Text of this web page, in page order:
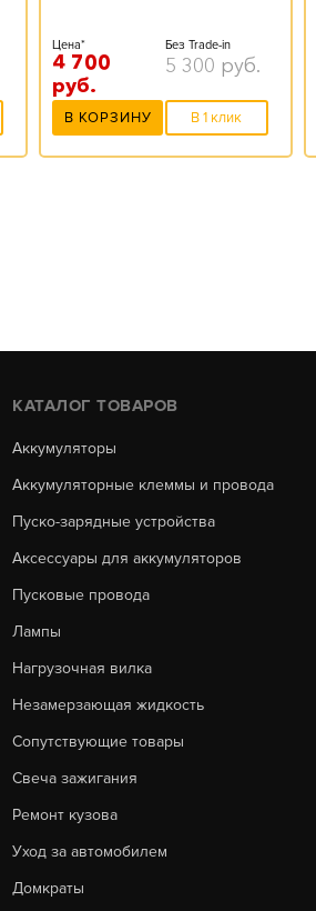
Цена*
4 700
руб.
Без Trade-in
5 300 руб.
В КОРЗИНУ В 1 клик
КАТАЛОГ ТОВАРОВ
Аккумуляторы
Аккумуляторные клеммы и провода
Пуско-зарядные устройства
Аксессуары для аккумуляторов
Пусковые провода
Лампы
Нагрузочная вилка
Незамерзающая жидкость
Сопутствующие товары
Свеча зажигания
Ремонт кузова
Уход за автомобилем
Домкраты